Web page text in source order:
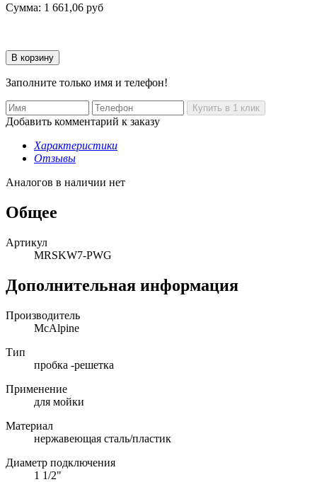
Сумма: 1 661,06 руб
Заполните только имя и телефон!
Добавить комментарий к заказу
Характеристики
Отзывы
Аналогов в наличии нет
Общее
Артикул
MRSKW7-PWG
Дополнительная информация
Производитель
McAlpine
Тип
пробка -решетка
Применение
для мойки
Материал
нержавеющая сталь/пластик
Диаметр подключения
1 1/2"